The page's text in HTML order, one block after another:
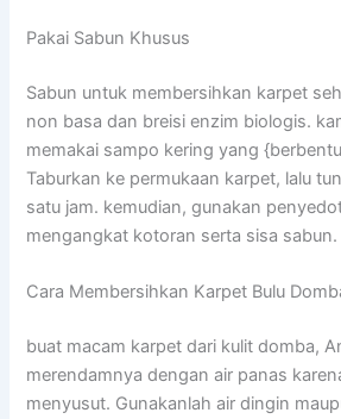
Pakai Sabun Khusus
Sabun untuk membersihkan karpet
non basa dan breisi enzim biologis.
memakai sampo kering yang
Taburkan ke permukaan karpet, lalu
satu jam. kemudian, gunakan
mengangkat kotoran serta sisa sabun.
Cara Membersihkan Karpet Bulu
buat macam karpet dari kulit domba,
merendamnya dengan air panas
menyusut. Gunakanlah air dingin